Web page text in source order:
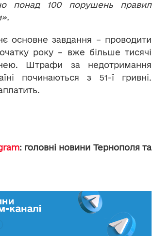
понад 100 порушень правил
основне завдання – проводити
року – вже більше тисячі
Штрафи за недотримання
починаються з 51-ї гривні.
: головні новини Тернополя та